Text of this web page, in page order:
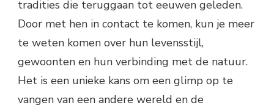
tradities die teruggaan tot eeuwen geleden.
Door met hen in contact te komen, kun je meer
te weten komen over hun levensstijl,
gewoonten en hun verbinding met de natuur.
Het is een unieke kans om een glimp op te
vangen van een andere wereld en de